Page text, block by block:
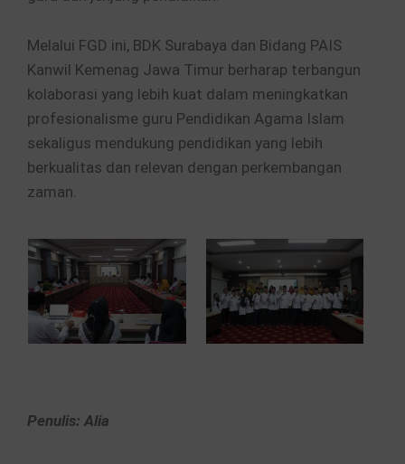
Melalui FGD ini, BDK Surabaya dan Bidang PAIS
Kanwil Kemenag Jawa Timur berharap terbangun
kolaborasi yang lebih kuat dalam meningkatkan
profesionalisme guru Pendidikan Agama Islam
sekaligus mendukung pendidikan yang lebih
berkualitas dan relevan dengan perkembangan
zaman.
Penulis: Alia